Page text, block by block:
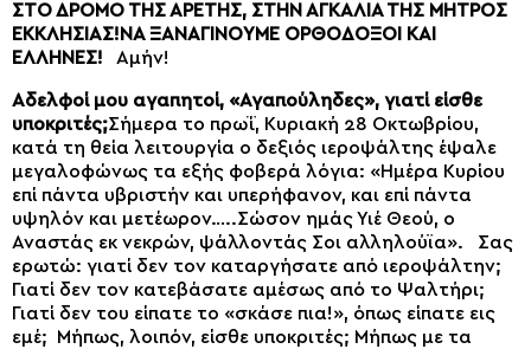
ΣΤΟ ΔΡΟΜΟ ΤΗΣ ΑΡΕΤΗΣ, ΣΤΗΝ ΑΓΚΑΛΙΑ ΤΗΣ ΜΗΤΡΟΣ
ΕΚΚΛΗΣΙΑΣ!ΝΑ ΞΑΝΑΓΙΝΟΥΜΕ ΟΡΘΟΔΟΞΟΙ ΚΑΙ
ΕΛΛΗΝΕΣ!
Αμήν!
Αδελφοί μου αγαπητοί, «Αγαπούληδες», γιατί είσθε
υποκριτές;Σήμερα το πρωΐ, Κυριακή 28 Οκτωβρίου,
κατά τη θεία λειτουργία ο δεξιός ιεροψάλτης έψαλε
μεγαλοφώνως τα εξής φοβερά λόγια: «Ημέρα Κυρίου
επί πάντα υβριστήν και υπερήφανον, και επί πάντα
υψηλόν και μετέωρον…..Σώσον ημάς Υιέ Θεού, ο
Αναστάς εκ νεκρών, ψάλλοντάς Σοι αλληλούϊα». Σας
ερωτώ: γιατί δεν τον καταργήσατε από ιεροψάλτην;
Γιατί δεν τον κατεβάσατε αμέσως από το Ψαλτήρι;
Γιατί δεν του είπατε το «σκάσε πια!», όπως είπατε εις
εμέ; Μήπως, λοιπόν, είσθε υποκριτές; Μήπως με τα